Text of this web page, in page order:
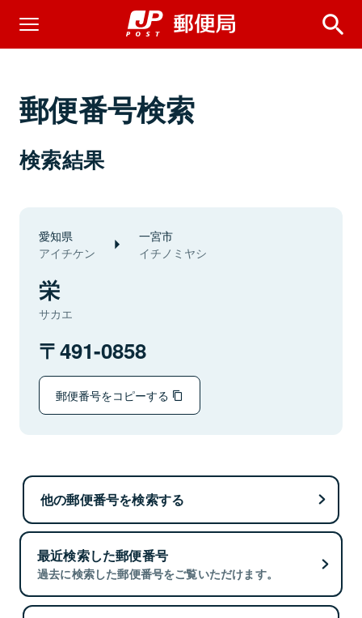
郵便番号検索
検索結果
愛知県
アイチケン
一宮市
イチノミヤシ
栄
サカエ
491-0858
郵便番号をコピーする
他の郵便番号を検索する
最近検索した郵便番号
過去に検索した郵便番号をご覧いただけます。